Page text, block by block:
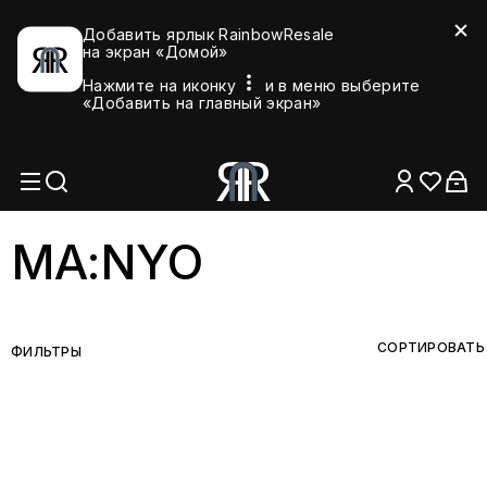
Добавить ярлык RainbowResale
на экран «Домой»
Нажмите на иконку
и в меню выберите
«Добавить на главный экран»
MA:NYO
ФИЛЬТРЫ СОРТИРОВАТЬ